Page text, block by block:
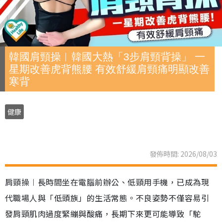
韓國肩頸操︱韓國大熱「3步肩頸背操」 一
星期改善虎背熊腰 有效舒緩肩頸痛明顯改善
寒背
健康
發佈時間: 2026/08/03
肩頸操︱長時間坐在電腦前辦公、低頸用手機，已成為現
代職場人與「低頭族」的生活常態。不良姿勢不僅容易引
發肩頸肌肉過度緊繃與酸痛，長期下來更可能導致「駝